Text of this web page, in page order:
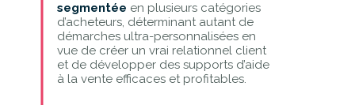
segmentée en plusieurs catégories
d’acheteurs, déterminant autant de
démarches ultra-personnalisées en
vue de créer un vrai relationnel client
et de développer des supports d’aide
à la vente efficaces et profitables.